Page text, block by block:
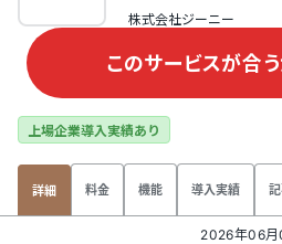
株式会社ジーニー
このサービスが合
上場企業導入実績あり
詳細 料金 機能 導入実績
2026年06月